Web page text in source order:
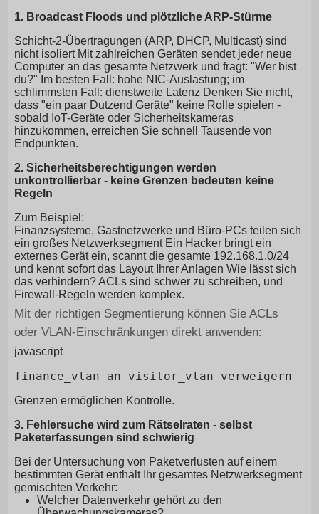
1. Broadcast Floods und plötzliche ARP-Stürme
Schicht-2-Übertragungen (ARP, DHCP, Multicast) sind
nicht isoliert Mit zahlreichen Geräten sendet jeder neue
Computer an das gesamte Netzwerk und fragt: "Wer bist
du?" Im besten Fall: hohe NIC-Auslastung; im
schlimmsten Fall: dienstweite Latenz Denken Sie nicht,
dass "ein paar Dutzend Geräte" keine Rolle spielen -
sobald IoT-Geräte oder Sicherheitskameras
hinzukommen, erreichen Sie schnell Tausende von
Endpunkten.
2. Sicherheitsberechtigungen werden
unkontrollierbar - keine Grenzen bedeuten keine
Regeln
Zum Beispiel:
Finanzsysteme, Gastnetzwerke und Büro-PCs teilen sich
ein großes Netzwerksegment Ein Hacker bringt ein
externes Gerät ein, scannt die gesamte 192.168.1.0/24
und kennt sofort das Layout Ihrer Anlagen Wie lässt sich
das verhindern? ACLs sind schwer zu schreiben, und
Firewall-Regeln werden komplex.
Mit der richtigen Segmentierung können Sie ACLs
oder VLAN-Einschränkungen direkt anwenden:
javascript
Grenzen ermöglichen Kontrolle.
3. Fehlersuche wird zum Rätselraten - selbst
Paketerfassungen sind schwierig
Bei der Untersuchung von Paketverlusten auf einem
bestimmten Gerät enthält Ihr gesamtes Netzwerksegment
gemischten Verkehr:
Welcher Datenverkehr gehört zu den